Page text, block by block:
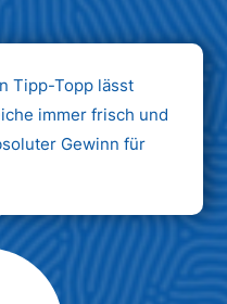
Tipp-Topp lässt
immer frisch und
Gewinn für